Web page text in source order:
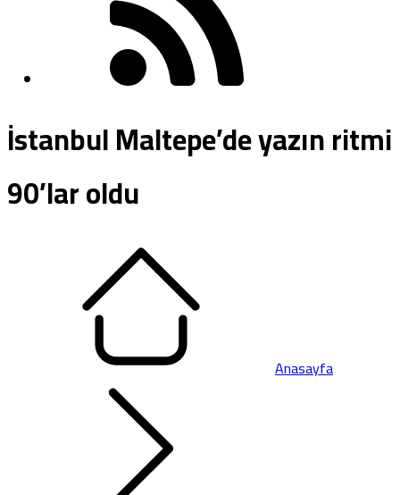
İstanbul Maltepe’de yazın ritmi
90’lar oldu
Anasayfa